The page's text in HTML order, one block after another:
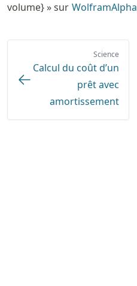
volume} » sur WolframAlpha
Science
Calcul du coût d’un
prêt avec
amortissement